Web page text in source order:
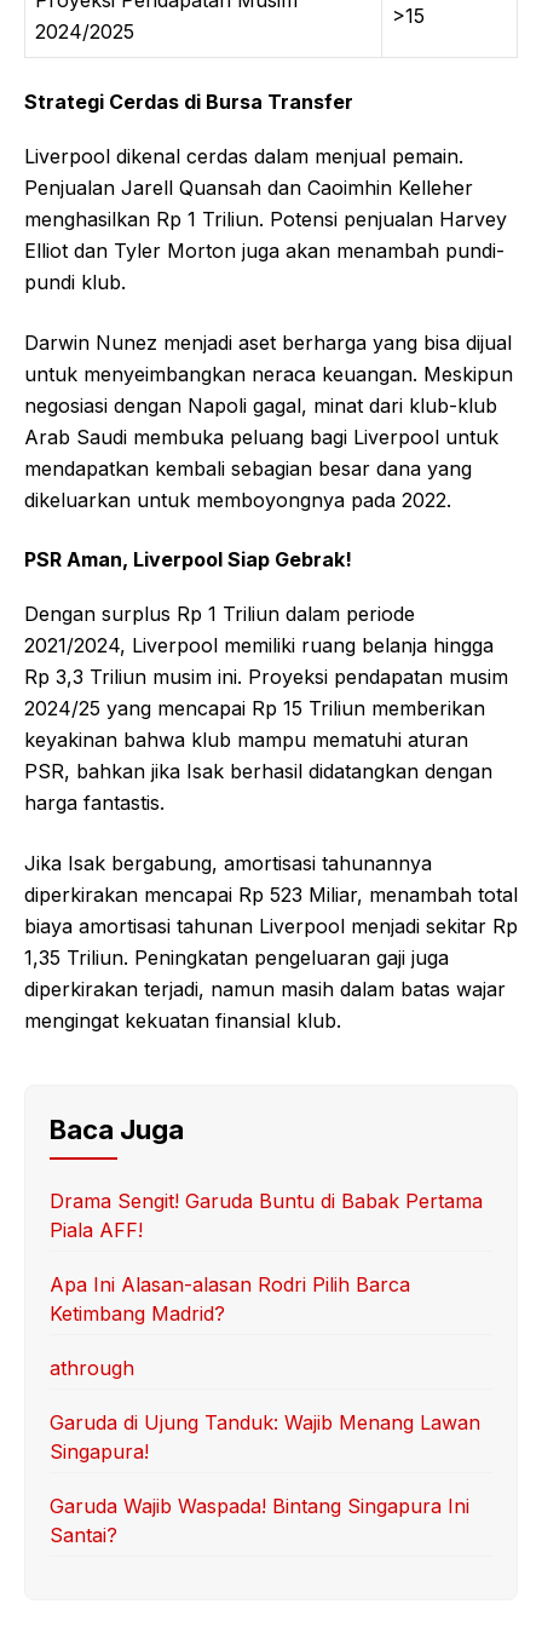
2024/2025
>15
Strategi Cerdas di Bursa Transfer
Liverpool dikenal cerdas dalam menjual pemain.
Penjualan Jarell Quansah dan Caoimhin Kelleher
menghasilkan Rp 1 Triliun. Potensi penjualan Harvey
Elliot dan Tyler Morton juga akan menambah pundi-
pundi klub.
Darwin Nunez menjadi aset berharga yang bisa dijual
untuk menyeimbangkan neraca keuangan. Meskipun
negosiasi dengan Napoli gagal, minat dari klub-klub
Arab Saudi membuka peluang bagi Liverpool untuk
mendapatkan kembali sebagian besar dana yang
dikeluarkan untuk memboyongnya pada 2022.
PSR Aman, Liverpool Siap Gebrak!
Dengan surplus Rp 1 Triliun dalam periode
2021/2024, Liverpool memiliki ruang belanja hingga
Rp 3,3 Triliun musim ini. Proyeksi pendapatan musim
2024/25 yang mencapai Rp 15 Triliun memberikan
keyakinan bahwa klub mampu mematuhi aturan
PSR, bahkan jika Isak berhasil didatangkan dengan
harga fantastis.
Jika Isak bergabung, amortisasi tahunannya
diperkirakan mencapai Rp 523 Miliar, menambah total
biaya amortisasi tahunan Liverpool menjadi sekitar Rp
1,35 Triliun. Peningkatan pengeluaran gaji juga
diperkirakan terjadi, namun masih dalam batas wajar
mengingat kekuatan finansial klub.
Baca Juga
Drama Sengit! Garuda Buntu di Babak Pertama
Piala AFF!
Apa Ini Alasan-alasan Rodri Pilih Barca
Ketimbang Madrid?
athrough
Garuda di Ujung Tanduk: Wajib Menang Lawan
Singapura!
Garuda Wajib Waspada! Bintang Singapura Ini
Santai?